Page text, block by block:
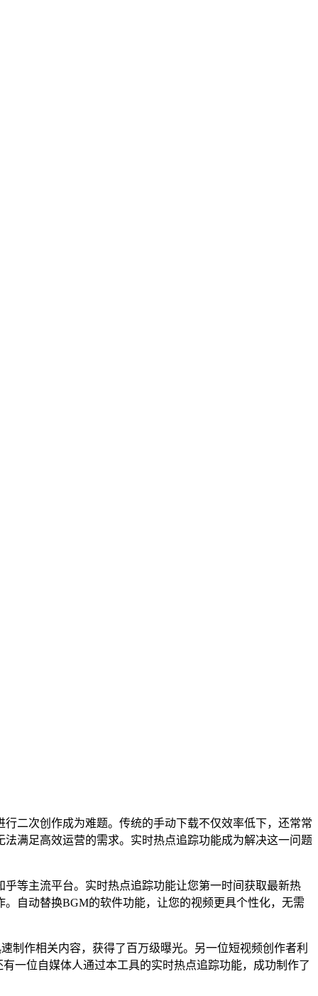
二次创作成为难题。传统的手动下载不仅效率低下，还常常
满足高效运营的需求。实时热点追踪功能成为解决这一问题
等主流平台。实时热点追踪功能让您第一时间获取最新热
自动替换BGM的软件功能，让您的视频更具个性化，无需
制作相关内容，获得了百万级曝光。另一位短视频创作者利
一位自媒体人通过本工具的实时热点追踪功能，成功制作了